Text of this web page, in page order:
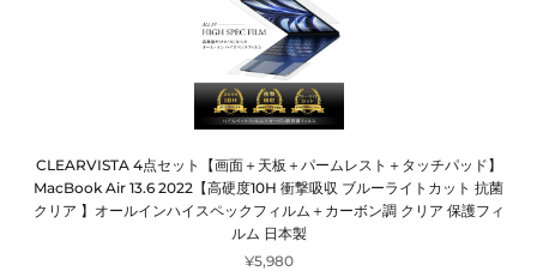
CLEARVISTA 4点セット【画面＋天板＋パームレスト＋タッチパッド】
MacBook Air 13.6 2022【高硬度10H 衝撃吸収 ブルーライトカット 抗菌
クリア 】オールインハイスペックフィルム＋カーボン調 クリア 保護フィ
ルム 日本製
¥5,980